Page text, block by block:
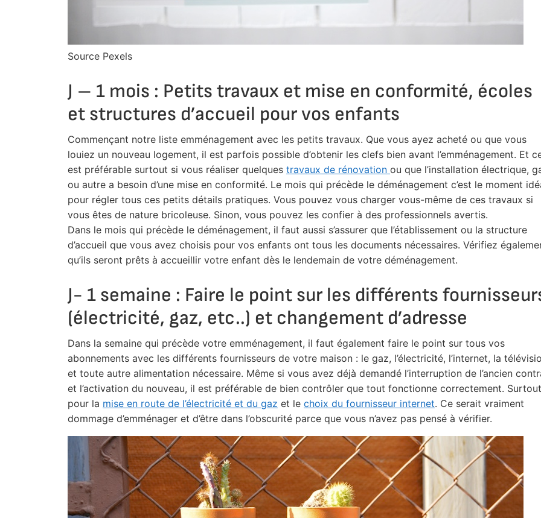
Source Pexels
J – 1 mois : Petits travaux et mise en conformité, écoles
et structures d’accueil pour vos enfants
Commençant notre liste emménagement avec les petits travaux. Que vous ayez acheté ou que vous
louiez un nouveau logement, il est parfois possible d’obtenir les clefs bien avant l’emménagement. Et
est préférable surtout si vous réaliser quelques travaux de rénovation ou que l’installation électrique,
ou autre a besoin d’une mise en conformité. Le mois qui précède le déménagement c’est le moment
pour régler tous ces petits détails pratiques. Vous pouvez vous charger vous-même de ces travaux si
vous êtes de nature bricoleuse. Sinon, vous pouvez les confier à des professionnels avertis.
Dans le mois qui précède le déménagement, il faut aussi s’assurer que l’établissement ou la structure
d’accueil que vous avez choisis pour vos enfants ont tous les documents nécessaires. Vérifiez
qu’ils seront prêts à accueillir votre enfant dès le lendemain de votre déménagement.
J- 1 semaine : Faire le point sur les différents
(électricité, gaz, etc..) et changement d’adresse
Dans la semaine qui précède votre emménagement, il faut également faire le point sur tous vos
abonnements avec les différents fournisseurs de votre maison : le gaz, l’électricité, l’internet, la
et toute autre alimentation nécessaire. Même si vous avez déjà demandé l’interruption de l’ancien
et l’activation du nouveau, il est préférable de bien contrôler que tout fonctionne correctement. Surtout
pour la mise en route de l’électricité et du gaz et le choix du fournisseur internet. Ce serait vraiment
dommage d’emménager et d’être dans l’obscurité parce que vous n’avez pas pensé à vérifier.